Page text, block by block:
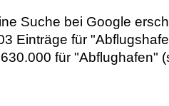
Suche bei Google
Einträge für
für "Abflughafen"